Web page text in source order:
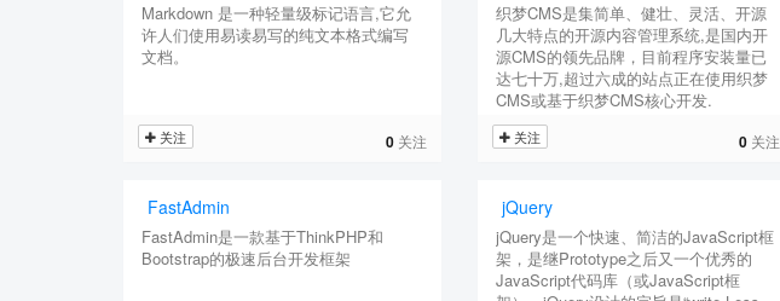
Markdown 是一种轻量级标记语言,它允
许人们使用易读易写的纯文本格式编写
文档。
关注 0 关注
织梦CMS是集简单、健壮、灵活、开源
几大特点的开源内容管理系统,是国内开
源CMS的领先品牌，目前程序安装量已
达七十万,超过六成的站点正在使用织梦
CMS或基于织梦CMS核心开发.
关注 0 关注
FastAdmin
FastAdmin是一款基于ThinkPHP和
Bootstrap的极速后台开发框架
jQuery
jQuery是一个快速、简洁的JavaScript框
架，是继Prototype之后又一个优秀的
JavaScript代码库（或JavaScript框